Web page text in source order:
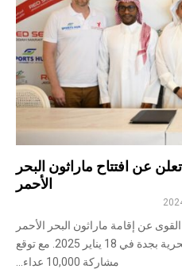
عن افتتاح ماراثون البحر
الأحمر
عن إقامة ماراثون البحر الأحمر
الافتتاحي في واجهة روشن البحرية بجدة في 18 يناير 2025. مع توقع
مشاركة 10,000 عداء...